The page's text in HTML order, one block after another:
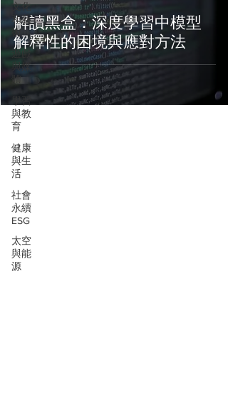
文化
和藝
術
遊戲
與媒
體
學習
與教
育
健康
與生
活
社會
永續
ESG
太空
與能
源
解讀黑盒：深度學習中模型
解釋性的困境與應對方法